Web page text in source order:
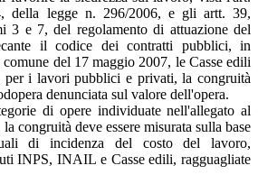
della legge n. 296/2006, e gli artt. 39,
3 e 7, del regolamento di attuazione del
il codice dei contratti pubblici, in
del 17 maggio 2007, le Casse edili
per i lavori pubblici e privati, la congruità
denunciata sul valore dell'opera.
di opere individuate nell'allegato al
congruità deve essere misurata sulla base
di incidenza del costo del lavoro,
INPS, INAIL e Casse edili, ragguagliate